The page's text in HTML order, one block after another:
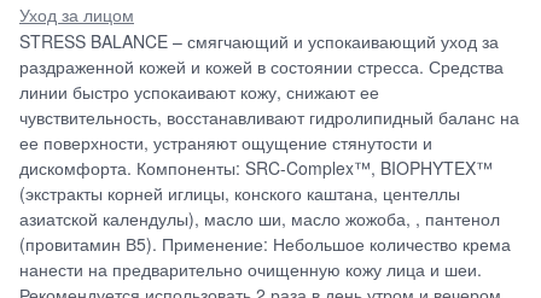
Уход за лицом
STRESS BALANCE – смягчающий и успокаивающий уход за
раздраженной кожей и кожей в состоянии стресса. Средства
линии быстро успокаивают кожу, снижают ее
чувствительность, восстанавливают гидролипидный баланс на
ее поверхности, устраняют ощущение стянутости и
дискомфорта. Компоненты: SRC-Complex™, BIOPHYTEX™
(экстракты корней иглицы, конского каштана, центеллы
азиатской календулы), масло ши, масло жожоба, , пантенол
(провитамин В5). Применение: Небольшое количество крема
нанести на предварительно очищенную кожу лица и шеи.